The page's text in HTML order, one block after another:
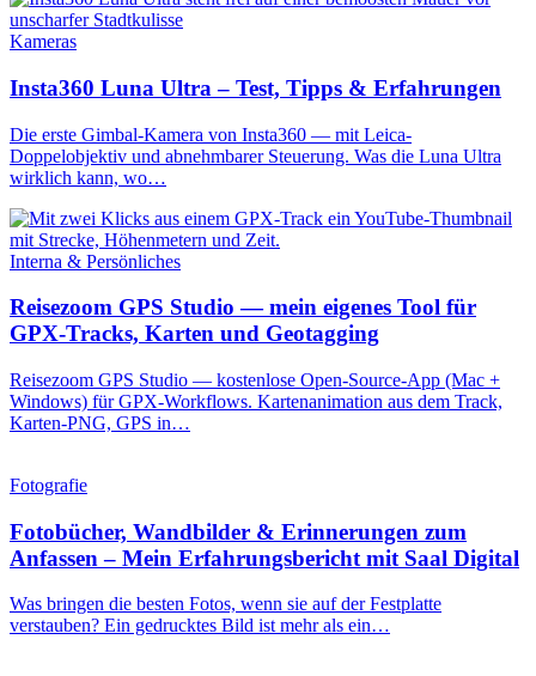
Kameras
Insta360 Luna Ultra – Test, Tipps & Erfahrungen
Die erste Gimbal-Kamera von Insta360 — mit Leica-
Doppelobjektiv und abnehmbarer Steuerung. Was die Luna Ultra
wirklich kann, wo…
Interna & Persönliches
Reisezoom GPS Studio — mein eigenes Tool für
GPX-Tracks, Karten und Geotagging
Reisezoom GPS Studio — kostenlose Open-Source-App (Mac +
Windows) für GPX-Workflows. Kartenanimation aus dem Track,
Karten-PNG, GPS in…
Fotografie
Fotobücher, Wandbilder & Erinnerungen zum
Anfassen – Mein Erfahrungsbericht mit Saal Digital
Was bringen die besten Fotos, wenn sie auf der Festplatte
verstauben? Ein gedrucktes Bild ist mehr als ein…